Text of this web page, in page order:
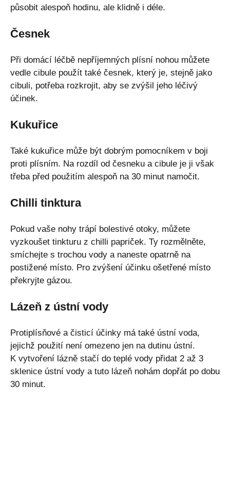
působit alespoň hodinu, ale klidně i déle.
Česnek
Při domácí léčbě nepříjemných plísní nohou můžete
vedle cibule použít také česnek, který je, stejně jako
cibuli, potřeba rozkrojit, aby se zvýšil jeho léčivý
účinek.
Kukuřice
Také kukuřice může být dobrým pomocníkem v boji
proti plísním. Na rozdíl od česneku a cibule je ji však
třeba před použitím alespoň na 30 minut namočit.
Chilli tinktura
Pokud vaše nohy trápí bolestivé otoky, můžete
vyzkoušet tinkturu z chilli papriček. Ty rozmělněte,
smíchejte s trochou vody a naneste opatrně na
postižené místo. Pro zvýšení účinku ošetřené místo
překryjte gázou.
Lázeň z ústní vody
Protiplísňové a čisticí účinky má také ústní voda,
jejichž použití není omezeno jen na dutinu ústní.
K vytvoření lázně stačí do teplé vody přidat 2 až 3
sklenice ústní vody a tuto lázeň nohám dopřát po dobu
30 minut.